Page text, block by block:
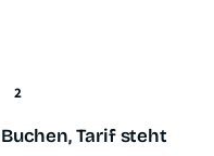
2
Buchen, Tarif steht